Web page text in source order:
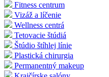
Fitness centrum
Vizáž a líčenie
Wellness centrá
Tetovacie štúdiá
Štúdio štíhlej línie
Plastická chirurgia
Permanentný makeup